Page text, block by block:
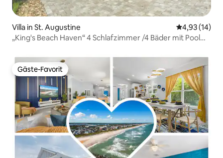
Villa in St. Augustine
4,93 (14)
„King's Beach Haven“ 4 Schlafzimmer /4 Bäder mit Pool
Gäste-Favorit
Gäste-Favorit